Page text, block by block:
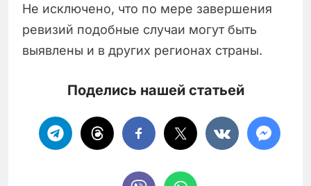
Не исключено, что по мере завершения
ревизий подобные случаи могут быть
выявлены и в других регионах страны.
Поделись нашей статьей